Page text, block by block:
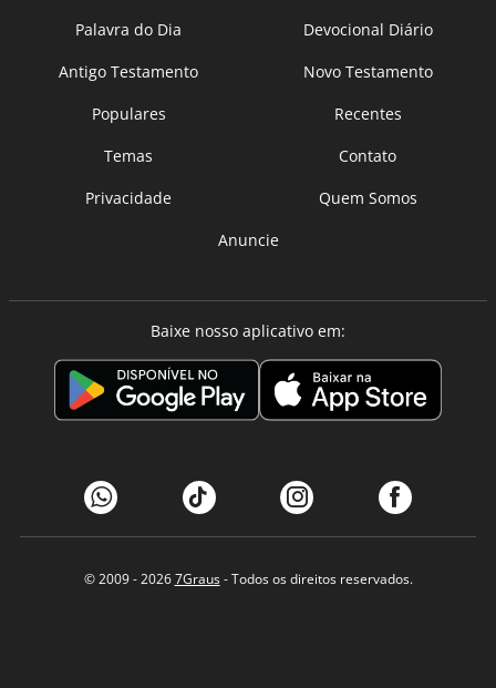
Palavra do Dia
Devocional Diário
Antigo Testamento
Novo Testamento
Populares
Recentes
Temas
Contato
Privacidade
Quem Somos
Anuncie
Baixe nosso aplicativo em:
© 2009 - 20267Graus- Todos os direitos reservados.